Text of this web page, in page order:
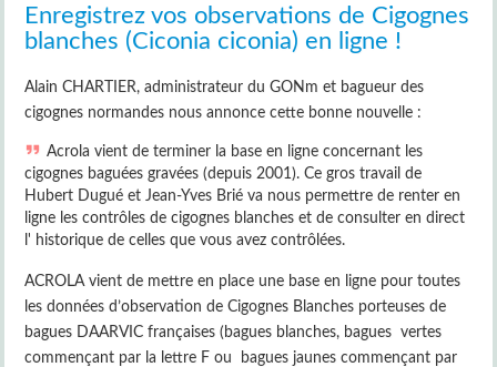
Enregistrez vos observations de Cigognes
blanches (Ciconia ciconia) en ligne !
Alain CHARTIER, administrateur du GONm et bagueur des
cigognes normandes nous annonce cette bonne nouvelle :
Acrola vient de terminer la base en ligne concernant les
cigognes baguées gravées (depuis 2001). Ce gros travail de
Hubert Dugué et Jean-Yves Brié va nous permettre de renter en
ligne les contrôles de cigognes blanches et de consulter en direct
l' historique de celles que vous avez contrôlées.
ACROLA vient de mettre en place une base en ligne pour toutes
les données d’observation de Cigognes Blanches porteuses de
bagues DAARVIC françaises (bagues blanches, bagues vertes
commençant par la lettre F ou bagues jaunes commençant par